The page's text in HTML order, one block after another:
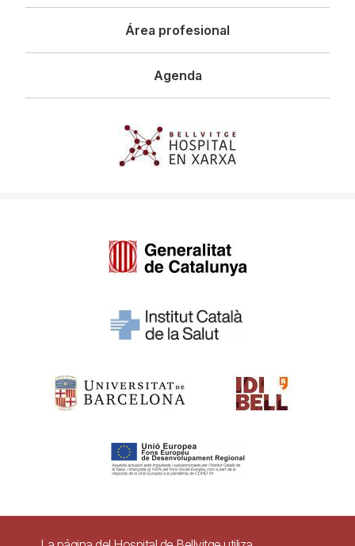
Área profesional
Agenda